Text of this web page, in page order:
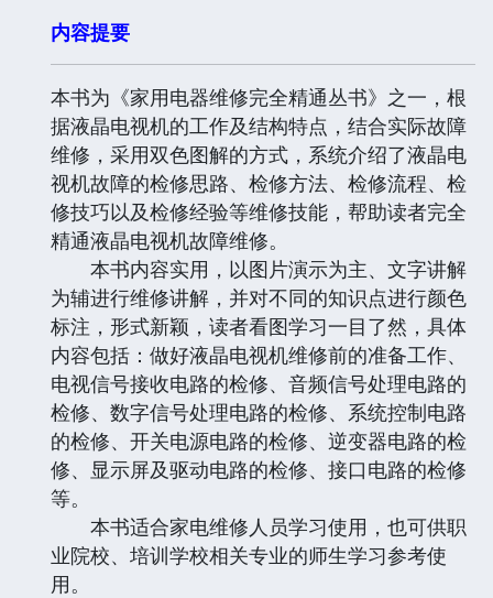
内容提要
本书为《家用电器维修完全精通丛书》之一，根
据液晶电视机的工作及结构特点，结合实际故障
维修，采用双色图解的方式，系统介绍了液晶电
视机故障的检修思路、检修方法、检修流程、检
修技巧以及检修经验等维修技能，帮助读者完全
精通液晶电视机故障维修。
本书内容实用，以图片演示为主、文字讲解
为辅进行维修讲解，并对不同的知识点进行颜色
标注，形式新颖，读者看图学习一目了然，具体
内容包括：做好液晶电视机维修前的准备工作、
电视信号接收电路的检修、音频信号处理电路的
检修、数字信号处理电路的检修、系统控制电路
的检修、开关电源电路的检修、逆变器电路的检
修、显示屏及驱动电路的检修、接口电路的检修
等。
本书适合家电维修人员学习使用，也可供职
业院校、培训学校相关专业的师生学习参考使
用。